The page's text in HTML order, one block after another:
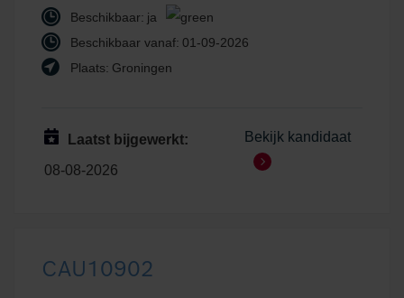
Beschikbaar: ja
Beschikbaar vanaf: 01-09-2026
Plaats: Groningen
Laatst bijgewerkt:
08-08-2026
Bekijk kandidaat
CAU10902